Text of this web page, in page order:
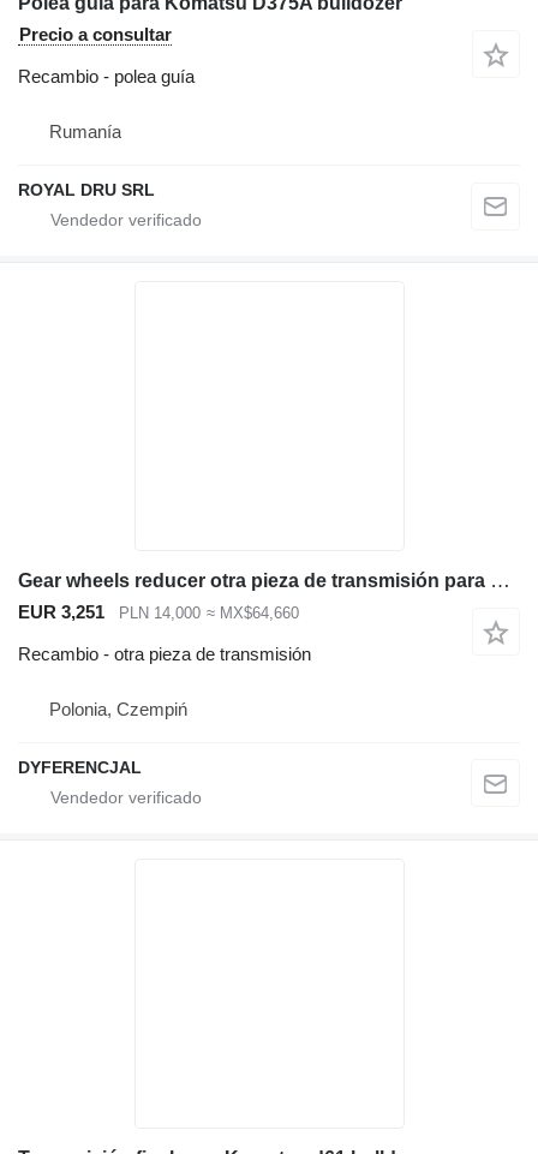
Precio a consultar
Recambio - polea guía
Rumanía
ROYAL DRU SRL
Gear wheels reducer otra pieza de transmisión para Komatsu D 61 bulldozer
EUR 3,251 PLN 14,000 ≈ MX$64,660
Recambio - otra pieza de transmisión
Polonia, Czempiń
DYFERENCJAL